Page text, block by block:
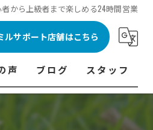
から上級者まで楽しめる24時間営業
ルサポート店舗はこちら
声 ブログ スタッフ
代表あいさつ